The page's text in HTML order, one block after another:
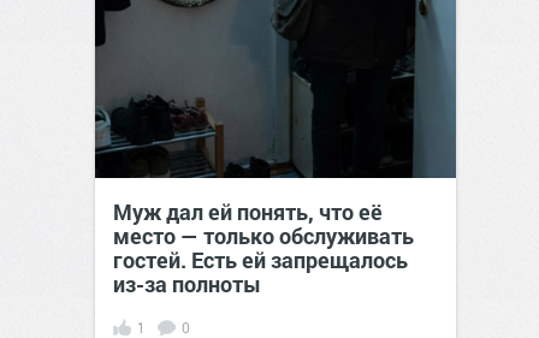
Муж дал ей понять, что её
место — только обслуживать
гостей. Есть ей запрещалось
из-за полноты
1 0